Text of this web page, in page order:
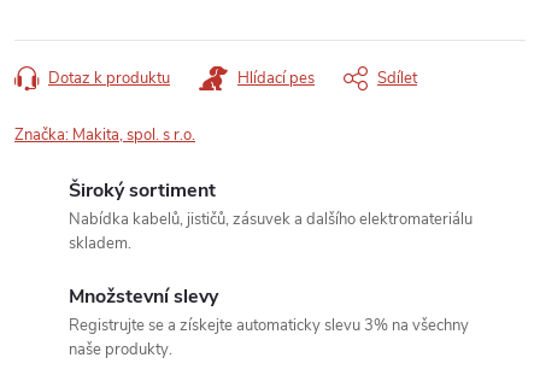
Dotaz k produktu Hlídací pes Sdílet
Značka: Makita, spol. s r.o.
Široký sortiment
Nabídka kabelů, jističů, zásuvek a dalšího elektromateriálu
skladem.
Množstevní slevy
Registrujte se a získejte automaticky slevu 3% na všechny
naše produkty.